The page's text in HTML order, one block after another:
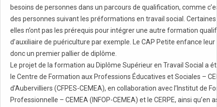
besoins de personnes dans un parcours de qualification, comme
des personnes suivant les préformations en travail social. Certaines
elles n’ont pas les prérequis pour intégrer une autre formation
d’auxiliaire de puériculture par exemple. Le CAP Petite enfance
donc un premier pallier de diplôme.
Le projet de la formation au Diplôme Supérieur en Travail Social a
le Centre de Formation aux Professions Éducatives et Sociales –
d’Aubervilliers (CFPES-CEMEA), en collaboration avec l’Institut de
Professionnelle – CEMEA (INFOP-CEMEA) et le CERPE, ainsi qu’en